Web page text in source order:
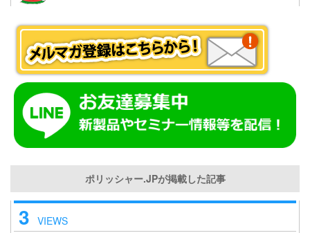
ポリッシャー.JPが掲載した記事
3 VIEWS